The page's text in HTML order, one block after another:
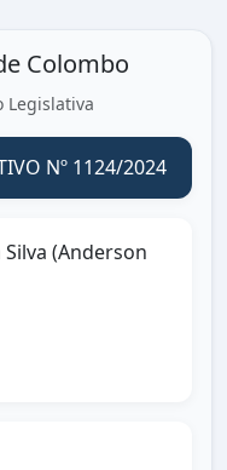
Colombo
Legislativa
Nº 1124/2024
(Anderson